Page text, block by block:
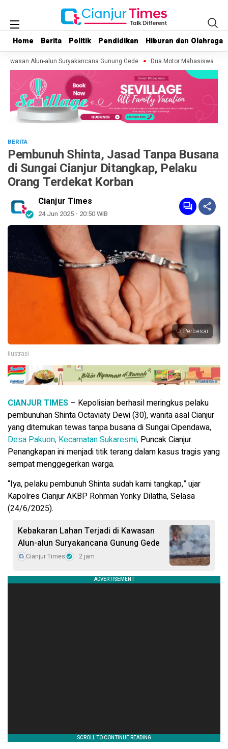
Home Berita Politik Pendidikan Hiburan dan Olahraga
Home Berita Politik Pendidikan Hiburan dan Olahraga
Alun-alun Suryakancana Gunung Gede Dua Motor Mahasiswa KKN
BERITA
Pembunuh Shinta, Jasad Tanpa Busana
di Sungai Cianjur Ditangkap, Pelaku
Orang Terdekat Korban
Cianjur Times
24 Jun 2025 - 20:50 WIB
Perbesar
ilustrasi
CIANJUR TIMES – Kepolisian berhasil meringkus pelaku
pembunuhan Shinta Octaviaty Dewi (30), wanita asal Cianjur
yang ditemukan tewas tanpa busana di Sungai Cipendawa,
Desa Pakuon, Kecamatan Sukaresmi, Puncak Cianjur.
Penangkapan ini menjadi titik terang dalam kasus tragis yang
sempat menggegerkan warga.
“Iya, pelaku pembunuh Shinta sudah kami tangkap,” ujar
Kapolres Cianjur AKBP Rohman Yonky Dilatha, Selasa
(24/6/2025).
Kebakaran Lahan Terjadi di Kawasan
Alun-alun Suryakancana Gunung Gede
Cianjur Times 2 jam